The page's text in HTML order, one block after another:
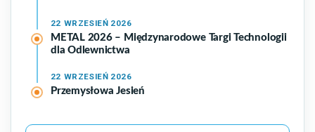
22 WRZESIEŃ 2026
METAL 2026 – Międzynarodowe Targi Technologii
dla Odlewnictwa
22 WRZESIEŃ 2026
Przemysłowa Jesień